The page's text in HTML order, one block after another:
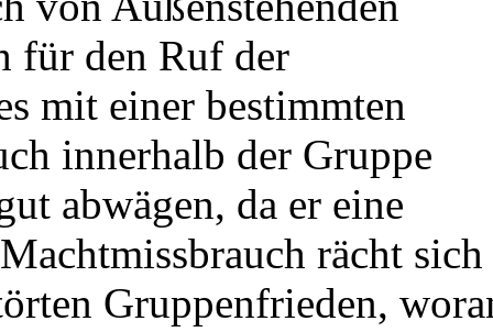
für den Ruf der
mit einer bestimmten
innerhalb der Gruppe
abwägen, da er eine
rächt sich
Gruppenfrieden,